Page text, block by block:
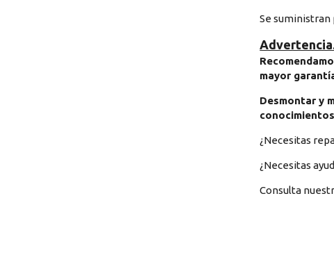
Se suministran
mayor
Desmontar y
¿Necesitas
¿Necesitas
Consulta